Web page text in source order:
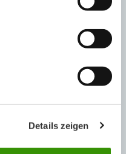
Details zeigen